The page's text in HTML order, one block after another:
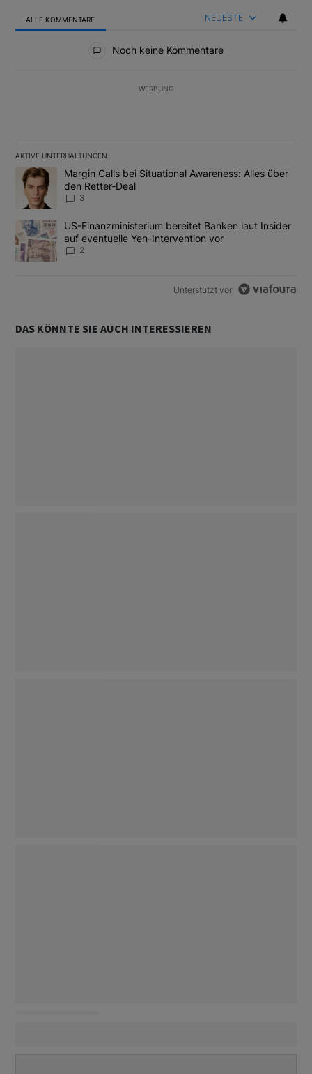
ALLE KOMMENTARE NEUESTE
Noch keine Kommentare
WERBUNG
AKTIVE UNTERHALTUNGEN
Das Folgende ist eine Liste der am meisten kommentierten
Ein Trendartikel mit dem Titel "Margin Calls bei Situational
Margin Calls bei Situational Awareness: Alles über
den Retter-Deal
3
Ein Trendartikel mit dem Titel "US-Finanzministerium bereitet
US-Finanzministerium bereitet Banken laut Insider
auf eventuelle Yen-Intervention vor
2
Unterstützt von
DAS KÖNNTE SIE AUCH INTERESSIEREN